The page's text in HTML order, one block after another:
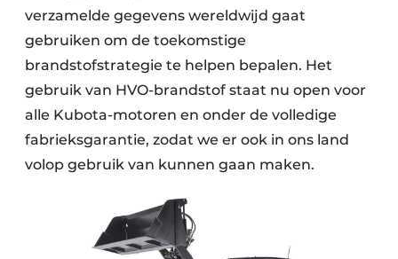
verzamelde gegevens wereldwijd gaat
gebruiken om de toekomstige
brandstofstrategie te helpen bepalen. Het
gebruik van HVO-brandstof staat nu open voor
alle Kubota-motoren en onder de volledige
fabrieksgarantie, zodat we er ook in ons land
volop gebruik van kunnen gaan maken.